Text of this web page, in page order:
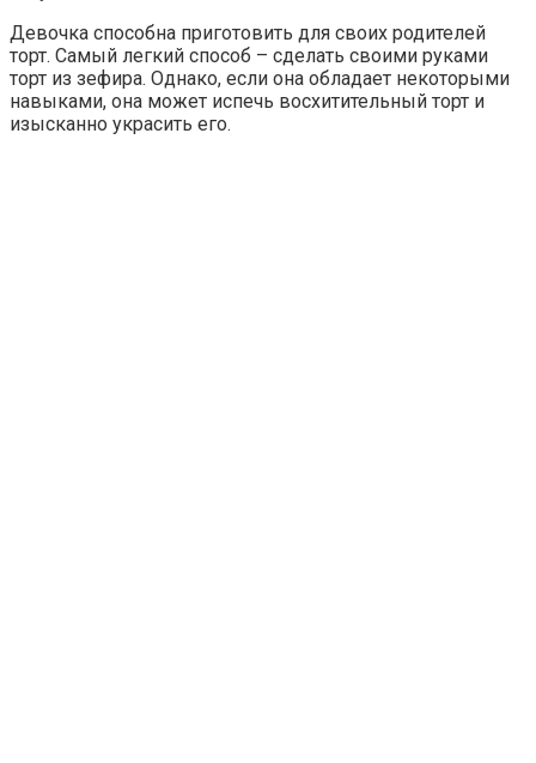
Девочка способна приготовить для своих родителей
торт. Самый легкий способ – сделать своими руками
торт из зефира. Однако, если она обладает некоторыми
навыками, она может испечь восхитительный торт и
изысканно украсить его.